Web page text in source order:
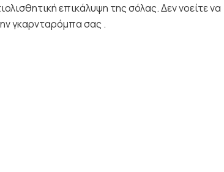
επικάλυψη της σόλας. Δεν νοείτε να
γκαρνταρόμπα σας .